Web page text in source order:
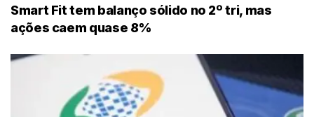
Smart Fit tem balanço sólido no 2º tri, mas
ações caem quase 8%